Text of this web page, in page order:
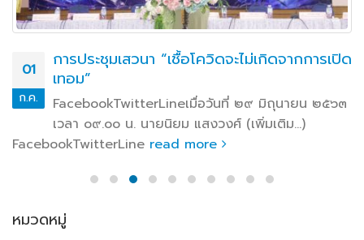
01
ก.ค.
การประชุมเสวนา “เชื้อโควิดจะไม่เกิดจากการเปิด
เทอม”
FacebookTwitterLineเมื่อวันที่ ๒๙ มิถุนายน ๒๕๖๓
เวลา ๐๙.๐๐ น. นายนิยม แสงวงศ์ (เพิ่มเติม…)
FacebookTwitterLine read more
หมวดหมู่